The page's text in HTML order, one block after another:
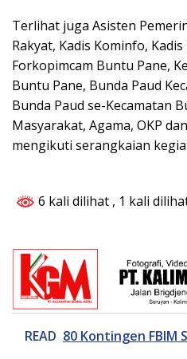
Terlihat juga Asisten
Rakyat, Kadis Kominfo,
Forkopimcam Buntu Pane,
Buntu Pane, Bunda Paud
Bunda Paud se-Kecamatan
Masyarakat, Agama, OKP
mengikuti serangkaian
6 kali dilihat , 1 kali
READ 80 Kontingen FBIM